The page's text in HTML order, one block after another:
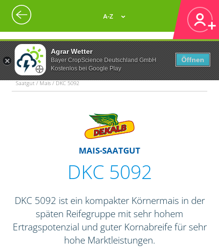
Agrar Wetter
Bayer CropScience Deutschland GmbH
Kostenlos bei Google Play
Öffnen
A-Z
Saatgut / Mais / DKC 5092
MAIS-SAATGUT
DKC 5092
DKC 5092 ist ein kompakter Körnermais in der
späten Reifegruppe mit sehr hohem
Ertragspotenzial und guter Kornabreife für sehr
hohe Marktleistungen.